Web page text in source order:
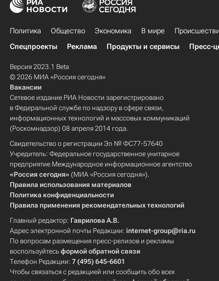
Политика Общество Экономика В мире
Спецпроекты
Реклама Продукты и сервисы Пресс-
Версия 2023.1 Beta
© 2026 МИА «Россия сегодня»
Вакансии
Сетевое издание РИА Новости зарегистрировано
в Федеральной службе по надзору в сфере связи,
информационных технологий и массовых коммуникаций
(Роскомнадзор) 08 апреля 2014 года.
Свидетельство о регистрации Эл № ФС77-57640
Учредитель: Федеральное государственное унитарное
предприятие Международное информационное агентство
«Россия сегодня» (МИА «Россия сегодня»).
Правила использования материалов
Политика конфиденциальности
Правила применения рекомендательных технологий
Главный редактор: Гаврилова А.В.
Адрес электронной почты Редакции: internet-group@ria.ru
По вопросам размещения пресс-релизов и рекламы
воспользуйтесьформой обратной связи
Телефон Редакции: 7 (495) 645-6601
Чтобы связаться с редакцией или сообщить обо всех